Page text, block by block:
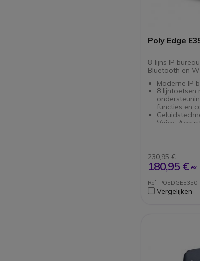
Poly Edge
8-lijns IP
Bluetooth en
Moderne IP
8 lijntoetsen
functies en
Voice,
met
USB-C en
aansluitingen
Bluetooth
draadloze
230,95 €
180,95 € ex.
Ref: POEDGEE350
Vergelijken